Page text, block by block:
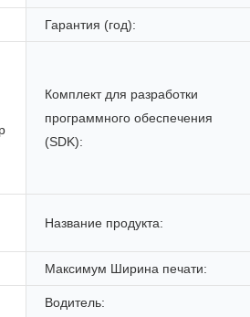
Гарантия (год):
Комплект для разработки
программного обеспечения
(SDK):
Название продукта:
Максимум Ширина печати:
Водитель: